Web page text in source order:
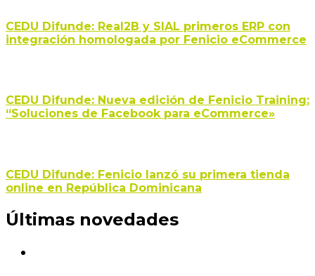
CEDU Difunde: Real2B y SIAL primeros ERP con
integración homologada por Fenicio eCommerce
CEDU Difunde: Nueva edición de Fenicio Training:
“Soluciones de Facebook para eCommerce»
CEDU Difunde: Fenicio lanzó su primera tienda
online en República Dominicana
Últimas novedades